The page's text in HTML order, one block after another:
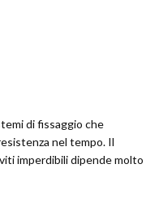
di fissaggio che
nel tempo. Il
imperdibili dipende molto